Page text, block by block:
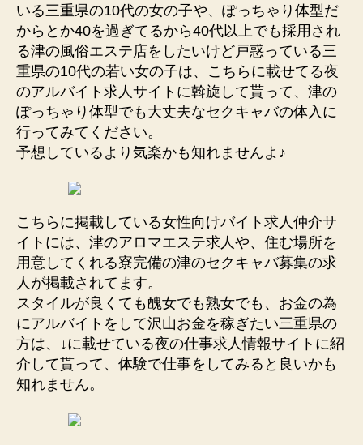
いる三重県の10代の女の子や、ぽっちゃり体型だ
からとか40を過ぎてるから40代以上でも採用され
る津の風俗エステ店をしたいけど戸惑っている三
重県の10代の若い女の子は、こちらに載せてる夜
のアルバイト求人サイトに斡旋して貰って、津の
ぽっちゃり体型でも大丈夫なセクキャバの体入に
行ってみてください。
予想しているより気楽かも知れませんよ♪
こちらに掲載している女性向けバイト求人仲介サ
イトには、津のアロマエステ求人や、住む場所を
用意してくれる寮完備の津のセクキャバ募集の求
人が掲載されてます。
スタイルが良くても醜女でも熟女でも、お金の為
にアルバイトをして沢山お金を稼ぎたい三重県の
方は、↓に載せている夜の仕事求人情報サイトに紹
介して貰って、体験で仕事をしてみると良いかも
知れません。